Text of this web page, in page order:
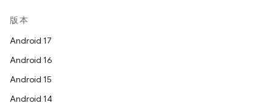
版本
Android 17
Android 16
Android 15
Android 14